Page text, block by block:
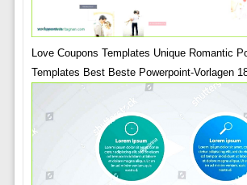
Love Coupons Templates Unique Romantic
Templates Best Beste Powerpoint-Vorlagen